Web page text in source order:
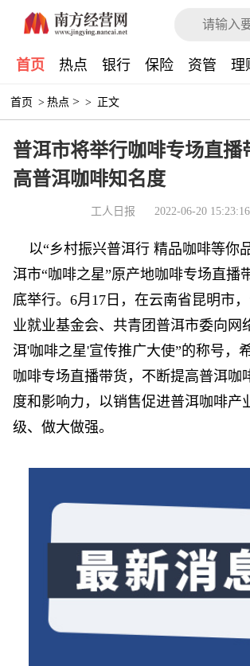
首页 热点 银行 保险 资管 理
首页 > 热点 > > 正文
普洱市将举行咖啡专场直播
高普洱咖啡知名度
工人日报 2022-06-20 15:23:16
以“乡村振兴普洱行 精品咖啡等你
洱市“咖啡之星”原产地咖啡专场直播
底举行。6月17日，在云南省昆明市
业就业基金会、共青团普洱市委向网
洱'咖啡之星'宣传推广大使”的称号，
咖啡专场直播带货，不断提高普洱咖
度和影响力，以销售促进普洱咖啡产
级、做大做强。